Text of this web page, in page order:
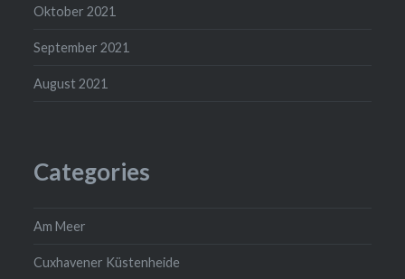
Oktober 2021
September 2021
August 2021
Categories
Am Meer
Cuxhavener Küstenheide